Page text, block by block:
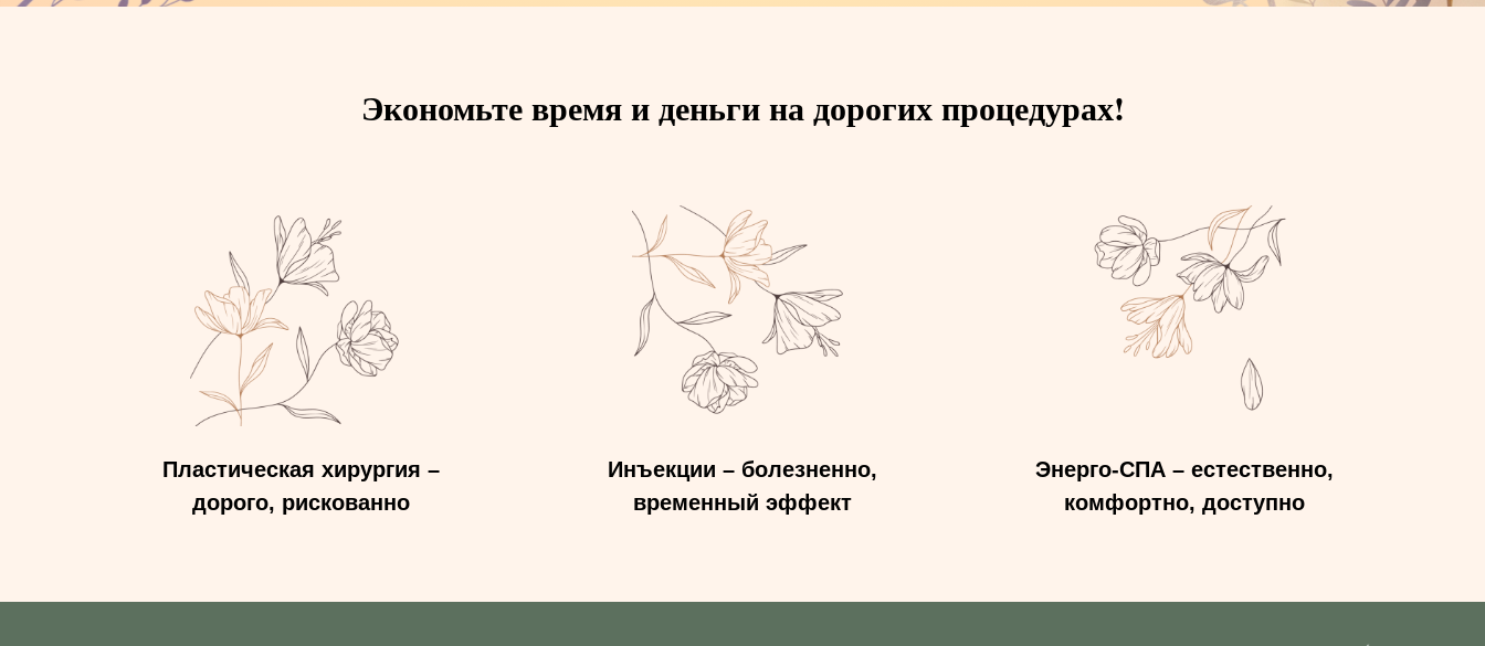
Экономьте время и деньги на дорогих процедурах!
Пластическая хирургия –
дорого, рискованно
Инъекции – болезненно,
временный эффект
Энерго-СПА – естественно,
комфортно, доступно